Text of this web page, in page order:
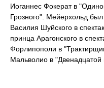
Иоганнес Фокерат в
Грозного". Мейерхольд
Василия Шуйского в
принца Арагонского в
Форлипополи в
Мальволио в "Двенадцатой